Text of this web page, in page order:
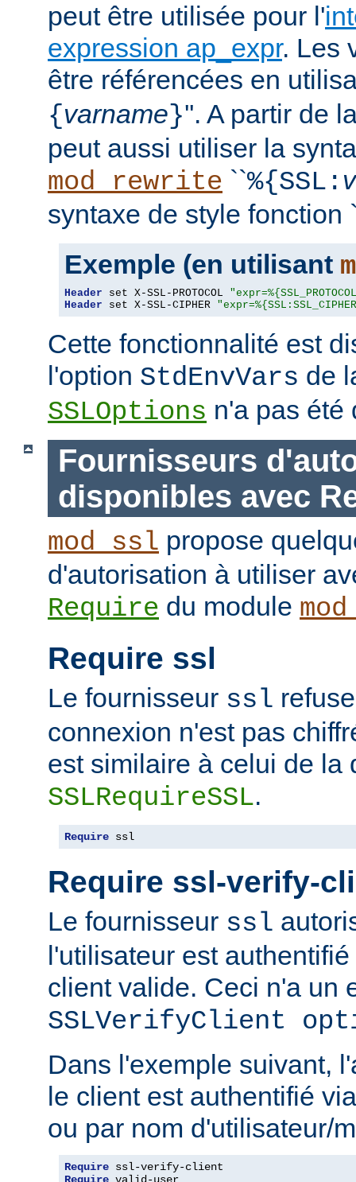
peut être utilisée pour l'
expression ap_expr. Les
être référencées en
{varname}''. A partir de
peut aussi utiliser la
mod_rewrite ``%{SSL:
syntaxe de style fonction
Exemple (en utilisant
Header set X-SSL-PROTOCOL
Header set X-SSL-CIPHER
Cette fonctionnalité est
l'option StdEnvVars de
SSLOptions n'a pas été
Fournisseurs
disponibles avec
mod_ssl propose
d'autorisation à utiliser
Require du module
Require ssl
Le fournisseur ssl
connexion n'est pas
est similaire à celui de la
SSLRequireSSL.
Require ssl
Require ssl-verify-
Le fournisseur ssl
l'utilisateur est
client valide. Ceci n'a un
SSLVerifyClient
Dans l'exemple suivant,
le client est authentifié
ou par nom d'utilisateur/
Require
Require valid-user